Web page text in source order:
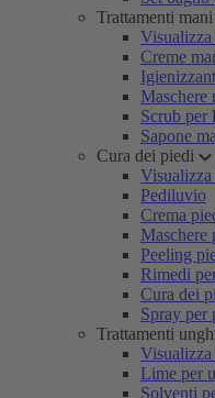
Trattamenti mani
Visualizza
Creme
Maschere
Scrub per
Sapone
Cura dei piedi
Visualizza
Pediluvio
Crema
Maschere
Peeling
Rimedi
Cura dei
Spray per
Trattamenti
Visualizza
Lime per
Solventi